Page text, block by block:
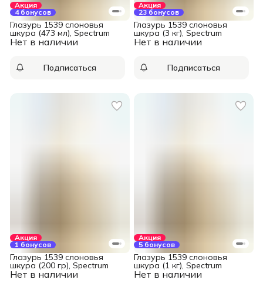
Акция
4 бонусов
Нет в наличии
Глазурь 1539 слоновья
шкура (473 мл), Spectrum
Подписаться
Акция
23 бонусов
Нет в наличии
Глазурь 1539 слоновья
шкура (3 кг), Spectrum
Подписаться
Акция
1 бонусов
Нет в наличии
Глазурь 1539 слоновья
шкура (200 гр), Spectrum
Акция
5 бонусов
Нет в наличии
Глазурь 1539 слоновья
шкура (1 кг), Spectrum